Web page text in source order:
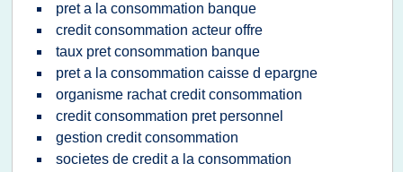
pret a la consommation banque
credit consommation acteur offre
taux pret consommation banque
pret a la consommation caisse d epargne
organisme rachat credit consommation
credit consommation pret personnel
gestion credit consommation
societes de credit a la consommation